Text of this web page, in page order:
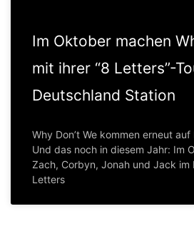
Im Oktober machen
mit ihrer “8 Letters”-
Deutschland Station
Why Don’t We kommen erneut
Und das noch in diesem Jahr: Im
Zach, Corbyn, Jonah und Jack im
Letters